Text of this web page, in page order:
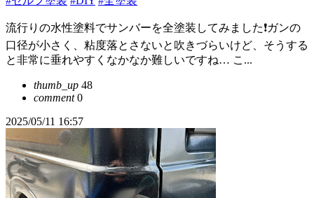
流行りの水性塗料でサンバーを全塗装してみました❗️ガンの
口径が小さく、粘度落とさないと吹きづらいけど、そうする
と非常に垂れやすくなかなか難しいですね… こ...
thumb_up 48
comment0
2025/05/11 16:57